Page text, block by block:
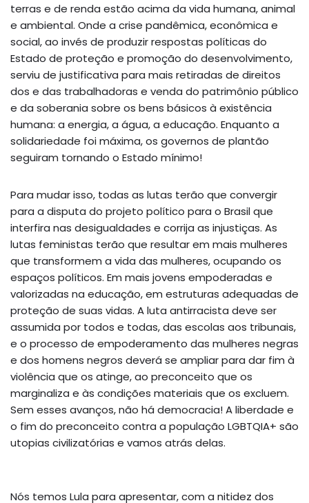
terras e de renda estão acima da vida humana, animal
e ambiental. Onde a crise pandêmica, econômica e
social, ao invés de produzir respostas políticas do
Estado de proteção e promoção do desenvolvimento,
serviu de justificativa para mais retiradas de direitos
dos e das trabalhadoras e venda do patrimônio público
e da soberania sobre os bens básicos à existência
humana: a energia, a água, a educação. Enquanto a
solidariedade foi máxima, os governos de plantão
seguiram tornando o Estado mínimo!
Para mudar isso, todas as lutas terão que convergir
para a disputa do projeto político para o Brasil que
interfira nas desigualdades e corrija as injustiças. As
lutas feministas terão que resultar em mais mulheres
que transformem a vida das mulheres, ocupando os
espaços políticos. Em mais jovens empoderadas e
valorizadas na educação, em estruturas adequadas de
proteção de suas vidas. A luta antirracista deve ser
assumida por todos e todas, das escolas aos tribunais,
e o processo de empoderamento das mulheres negras
e dos homens negros deverá se ampliar para dar fim à
violência que os atinge, ao preconceito que os
marginaliza e às condições materiais que os excluem.
Sem esses avanços, não há democracia! A liberdade e
o fim do preconceito contra a população LGBTQIA+ são
utopias civilizatórias e vamos atrás delas.
Nós temos Lula para apresentar, com a nitidez dos